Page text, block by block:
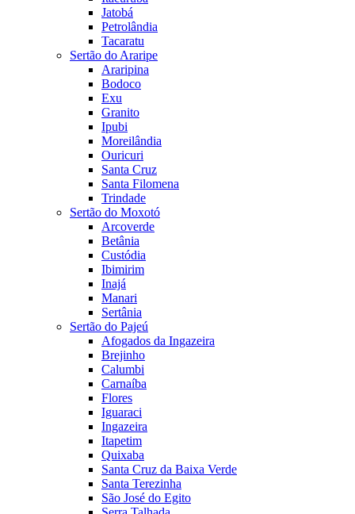
Jatobá
Petrolândia
Tacaratu
Sertão do Araripe
Araripina
Bodoco
Exu
Granito
Ipubi
Moreilândia
Ouricuri
Santa Cruz
Santa Filomena
Trindade
Sertão do Moxotó
Arcoverde
Betânia
Custódia
Ibimirim
Inajá
Manari
Sertânia
Sertão do Pajeú
Afogados da Ingazeira
Brejinho
Calumbi
Carnaíba
Flores
Iguaraci
Ingazeira
Itapetim
Quixaba
Santa Cruz da Baixa Verde
Santa Terezinha
São José do Egito